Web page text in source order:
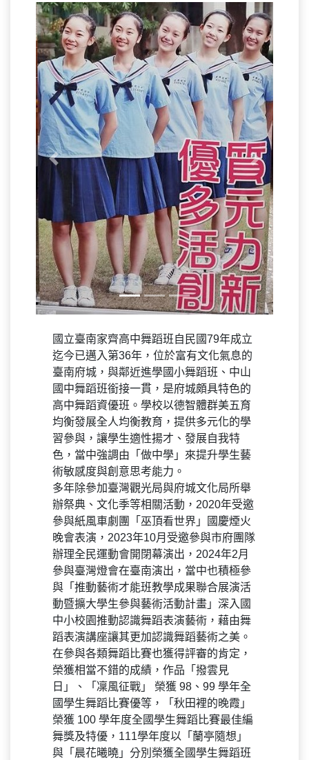
Previous Next
國立臺南家齊高中舞蹈班自民國79年成立
迄今已邁入第36年，位於富有文化氣息的
臺南府城，與鄰近進學國小舞蹈班、中山
國中舞蹈班銜接一貫，是府城頗具特色的
高中舞蹈資優班。學校以德智體群美五育
均衡發展全人均衡教育，提供多元化的學
習參與，讓學生適性揚才、發展自我特
色，當中強調由「做中學」來提升學生藝
術敏感度與創意思考能力。
多年除參加臺灣觀光局與府城文化局所舉
辦祭典、文化季等相關活動，2020年受邀
參與紙風車劇團「巫頂看世界」國慶煙火
晚會表演，2023年10月受邀參與市府團隊
辦理全民運動會開閉幕演出，2024年2月
參與臺灣燈會在臺南演出，當中也積極參
與「推動藝術才能班教學成果聯合展演活
動暨擴大學生參與藝術活動計畫」深入國
中小校園推動認識舞蹈表演藝術，藉由舞
蹈表演講座讓其更加認識舞蹈藝術之美。
在參與各類舞蹈比賽也獲得評審的肯定，
榮獲相當不錯的成績，作品「撥雲見
日」、「凜風征戰」 榮獲 98、99 學年全
國學生舞蹈比賽優等，「秋田裡的晚霞」
榮獲 100 學年度全國學生舞蹈比賽最佳編
舞獎及特優，111學年度以「蘭亭隨想」
與「晨花曦曉」分別榮獲全國學生舞蹈班